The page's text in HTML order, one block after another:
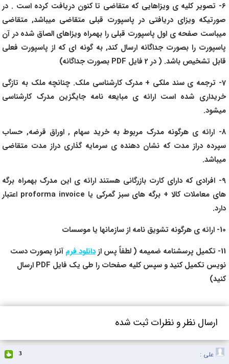
6- تصویر کلیه ی ویزاهایی که متقاضی تا کنون دریافت کرده است . در
صورتیکه ویزای دریافتی در پاسپورت قبلی متقاضی میباشد, متقاضی
میباست صفحه ی اول پاسپورت قبلی را بهمراه ویزاهای الصاق شده در آن
پاسپورت را بصورت جداگانه ارسال کند, به گونه ای که از پاسپورت فعلی
قابل تشخیص باشد. ( در 2 فایل PDF بصورت جداگانه)
7- ترجمه ی سند ملکی + مدرک کارشناسی ملک. چنانچه ملک به تازگی
خریداری شده است ارائه ی مبایعه نامه جایگزین مدرک کارشناسی
میشود.
8- ارائه ی هرگونه مدرک مربوط به خرید سهام , اوراق قرضه, حساب
سپرده دراز مدت که نشان دهنده ی سرمایه گذاری دراز مدت متقاضی
میباشد.
9- افرادی که دارای کارت بازرگانی هستند ارائه ی این مدرک بهمراه برگه
های معاملات کالا + برگه های سبز گمرکی یا proforma invoice اعتبار
دارد.
10- ارائه ی هرگونه تشویق نامه از سازمانها یا موسسات
11- تکمیل پرسشنامه ضمیمه ( لطفاً پس از
دانلود فرم آنرا بصورت دست
نویس تکمیل کنید و سپس کلیه صفحات را طی یک فایل PDF ارسال
کنید)
ارسال نظر و نظرات ثبت شده
علی : 3